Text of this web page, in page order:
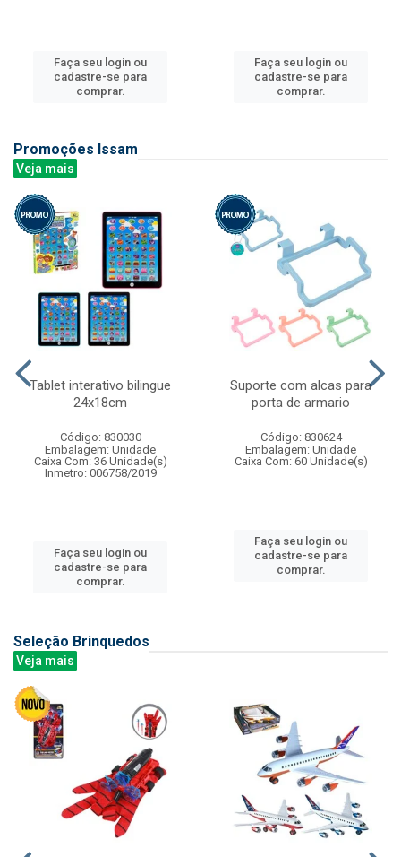
Faça seu login ou
cadastre-se para
comprar.
Faça seu login ou
cadastre-se para
comprar.
Promoções Issam
Veja mais
Tablet interativo bilingue
24x18cm
Código: 830030
Embalagem: Unidade
Caixa Com: 36 Unidade(s)
Inmetro: 006758/2019
Faça seu login ou
cadastre-se para
comprar.
Suporte com alcas para
porta de armario
Código: 830624
Embalagem: Unidade
Caixa Com: 60 Unidade(s)
Faça seu login ou
cadastre-se para
comprar.
Seleção Brinquedos
Veja mais